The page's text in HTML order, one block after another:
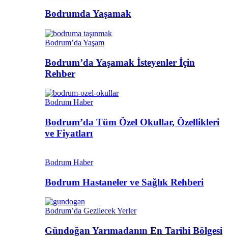
Bodrumda Yaşamak
Bodrum’da Yaşam
Bodrum’da Yaşamak İsteyenler İçin
Rehber
Bodrum Haber
Bodrum’da Tüm Özel Okullar, Özellikleri
ve Fiyatları
Bodrum Haber
Bodrum Hastaneler ve Sağlık Rehberi
Bodrum’da Gezilecek Yerler
Gündoğan Yarımadanın En Tarihi Bölgesi